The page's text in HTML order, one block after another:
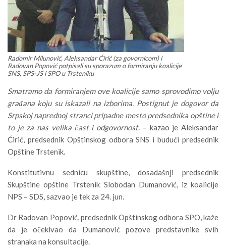
Radomir Milunović, Aleksandar Ćirić (za govornicom) i
Radovan Popović potpisali su sporazum o formiranju koalicije
SNS, SPS-JS i SPO u Trsteniku
Smatramo da formiranjem ove koalicije samo sprovodimo volju
građana koju su iskazali na izborima. Postignut je dogovor da
Srpskoj naprednoj stranci pripadne mesto predsednika opštine i
to je za nas velika čast i odgovornost. – kazao je Aleksandar
Ćirić, predsednik Opštinskog odbora SNS i budući predsednik
Opštine Trstenik.
Konstitutivnu sednicu skupštine, dosadašnji predsednik
Skupštine opštine Trstenik Slobodan Dumanović, iz koalicije
NPS – SDS, sazvao je tek za 24. jun.
Dr Radovan Popović, predsednik Opštinskog odbora SPO, kaže
da je očekivao da Dumanović pozove predstavnike svih
stranaka na konsultacije.